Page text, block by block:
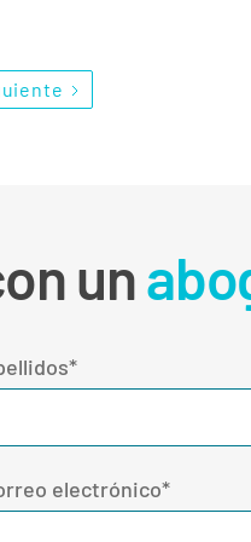
un
electrónico*